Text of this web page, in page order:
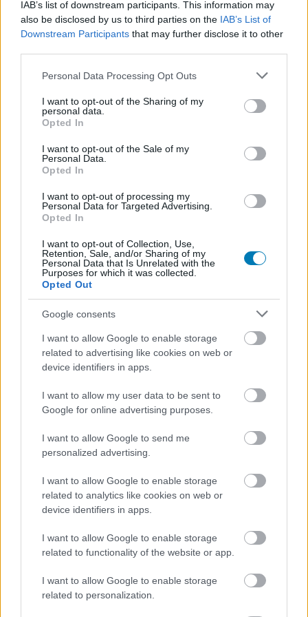
IAB’s list of downstream participants. This information may
also be disclosed by us to third parties on the IAB’s List of
Downstream Participants that may further disclose it to other
Please note that this website/app uses one or more Google
not limited to your visit or usage behaviour. You may click to
grant or deny consent to Google and its third-party tags to
use your data for below specified purposes in below Google
consent section.
Personal Data Processing Opt Outs
I want to opt-out of the Sharing of my
personal data.
Opted In
I want to opt-out of the Sale of my
Personal Data.
Opted In
I want to opt-out of processing my
Personal Data for Targeted Advertising.
Opted In
I want to opt-out of Collection, Use,
Retention, Sale, and/or Sharing of my
Personal Data that Is Unrelated with the
Purposes for which it was collected.
Opted Out
Google consents
I want to allow Google to enable storage
related to advertising like cookies on web or
device identifiers in apps.
I want to allow my user data to be sent to
Google for online advertising purposes.
I want to allow Google to send me
personalized advertising.
I want to allow Google to enable storage
related to analytics like cookies on web or
device identifiers in apps.
I want to allow Google to enable storage
related to functionality of the website or app.
I want to allow Google to enable storage
related to personalization.
Megzabolázzuk a japán autókultúra csodáit és
a pokol démonait.
21.65%
Nem múlhat el úgy hétvége, hogy ne számolnánk be
arról, épp milyen címek zabálják fel az életünket.
hogy kinél milyen játékok pörögnek, hiszen lehet, hogy
pont egy hozza meg a kedvünket a következő nagy
kalandhoz.
- Mazurral szinte megállás nélkül pörög a
IV: Lord of Hatred
, brutális vérengzést tud produkálni
Torment 12-es nehézségen is a warlockom, csak épp az
ő száját is egészen könnyen elkenik még a rosszaságok.
Közben egy ijesztegetős játékot is tesztelek, eddig
Lesz ez még több is, mire a végére érek.
- Egyetlen apró pici tartalommorzsa sem maradt
már aVampire Crawlersben
Most minden üresnek tűnik, úgyhogy addig sétálok a
hulló, fekete-fehér levelek között, amíg meg nem érkezik
Na jó, természetesen elkezdtem az új Heroest, úgyhogy
visszaköltöznek a színek a világba.
- Nem lett életem Cthulhu-játéka a The Cosmic
rajongásomat a lovecrafti horror iránt. Gyorsan össze is
raktam egy listát olyan, kéznél lévő címekből, mint a Call